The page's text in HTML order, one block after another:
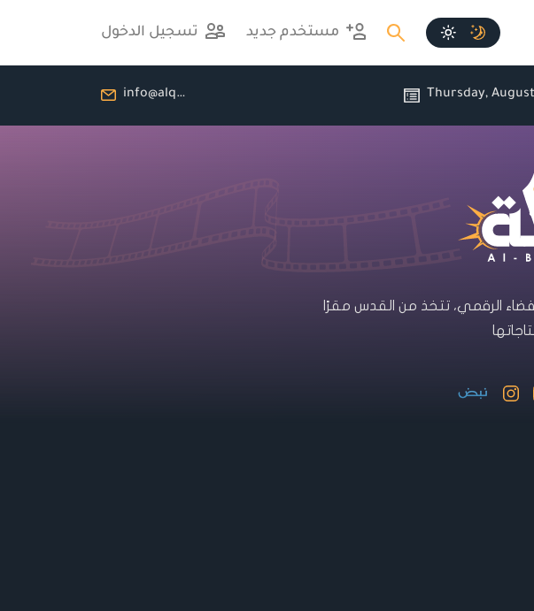
مستخدم جديد تسجيل الدخول
August
Thursday
info@alqudsalbawsala.com
الرقمي، تتخذ من القدس مقرًا